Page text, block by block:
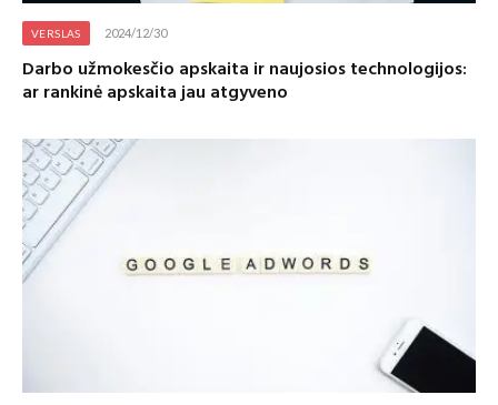
VERSLAS 2024/12/30
Darbo užmokesčio apskaita ir naujosios technologijos:
ar rankinė apskaita jau atgyveno